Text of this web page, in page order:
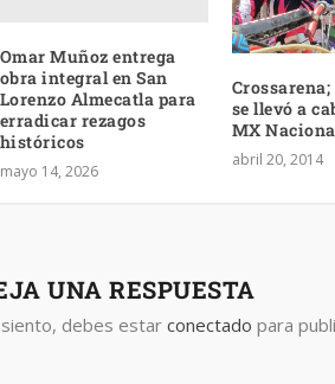
Omar Muñoz entrega
obra integral en San
Lorenzo Almecatla para
erradicar rezagos
históricos
mayo 14, 2026
se llevó a
MX
abril 20, 2014
UNA RESPUESTA
debes estarconectado para